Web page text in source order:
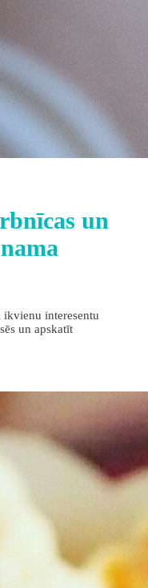
un
ikvienu interesentu
un apskatīt